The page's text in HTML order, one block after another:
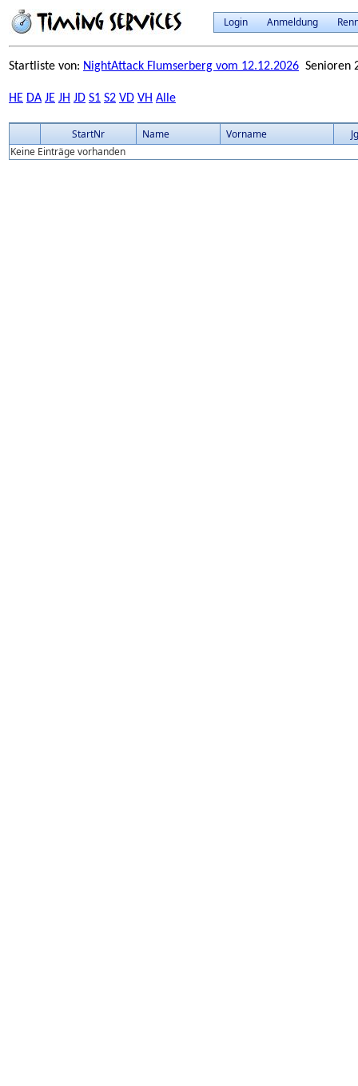
Login Anmeldung
Startliste von: NightAttack Flumserberg vom 12.12.2026 Senioren
HE DA JE JH JD S1 S2 VD VH Alle
StartNr Name Vorname
Keine Einträge vorhanden